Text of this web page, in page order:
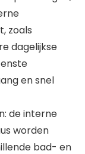
zoals
dagelijkse
en snel
de interne
worden
bad- en